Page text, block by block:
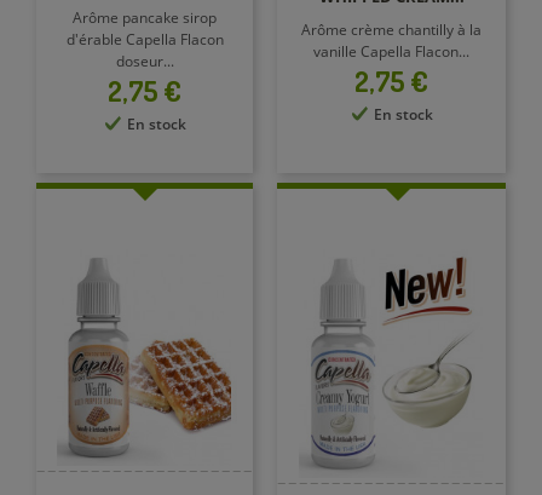
Arôme pancake sirop
d'érable Capella Flacon
doseur...
Prix
2,75 €
En stock
Arôme crème chantilly à la
vanille Capella Flacon...
Prix
2,75 €
En stock